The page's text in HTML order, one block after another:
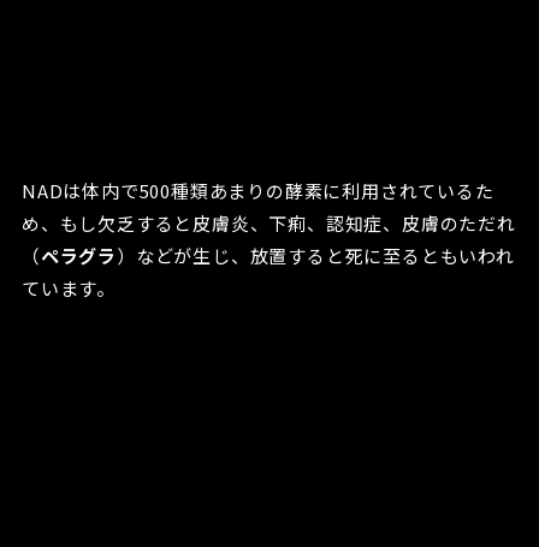
NADは体内で500種類あまりの酵素に利用されているた
め、もし欠乏すると皮膚炎、下痢、認知症、皮膚のただれ
（ペラグラ）などが生じ、放置すると死に至るともいわれ
ています。